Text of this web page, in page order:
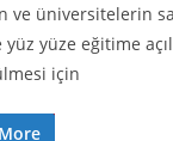
ve üniversitelerin
yüze eğitime
için